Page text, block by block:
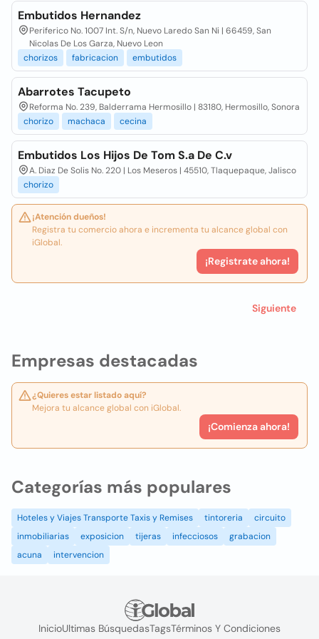
Empresas destacadas
¿Quieres estar listado aquí?
Mejora tu alcance global con iGlobal.
¡Comienza ahora!
Embutidos Hernandez
Periferico No. 1007 Int. S/n, Nuevo Laredo San Ni | 66459, San
Nicolas De Los Garza, Nuevo Leon
chorizos
fabricacion embutidos
Abarrotes Tacupeto
Reforma No. 239, Balderrama Hermosillo | 83180, Hermosillo, Sonora
chorizo
machaca cecina
Embutidos Los Hijos De Tom S.a De C.v
A. Diaz De Solis No. 220 | Los Meseros | 45510, Tlaquepaque, Jalisco
chorizo
¡Atención dueños!
Registra tu comercio ahora e incrementa tu alcance global con
iGlobal.
¡Registrate ahora!
Siguiente
Categorías más populares
Hoteles y Viajes Transporte Taxis y Remises tintoreria
circuito
inmobiliarias
exposicion tijeras infecciosos
grabacion
acuna
intervencion
InicioUltimas BúsquedasTagsTérminos Y Condiciones